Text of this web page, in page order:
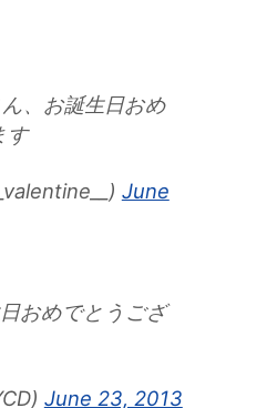
、お誕生日おめ
す
June
おめでとうござ
June 23, 2013